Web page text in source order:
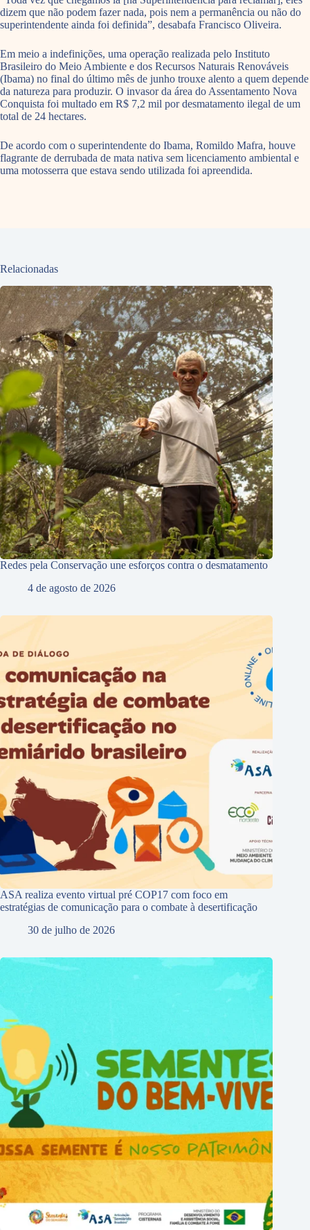
dizem que não podem fazer nada, pois nem a permanência ou não do
superintendente ainda foi definida”, desabafa Francisco Oliveira.
Em meio a indefinições, uma operação realizada pelo Instituto
Brasileiro do Meio Ambiente e dos Recursos Naturais Renováveis
(Ibama) no final do último mês de junho trouxe alento a quem depende
da natureza para produzir. O invasor da área do Assentamento Nova
Conquista foi multado em R$ 7,2 mil por desmatamento ilegal de um
total de 24 hectares.
De acordo com o superintendente do Ibama, Romildo Mafra, houve
flagrante de derrubada de mata nativa sem licenciamento ambiental e
uma motosserra que estava sendo utilizada foi apreendida.
Relacionadas
Redes pela Conservação une esforços contra o desmatamento
4 de agosto de 2026
ASA realiza evento virtual pré COP17 com foco em
estratégias de comunicação para o combate à desertificação
30 de julho de 2026